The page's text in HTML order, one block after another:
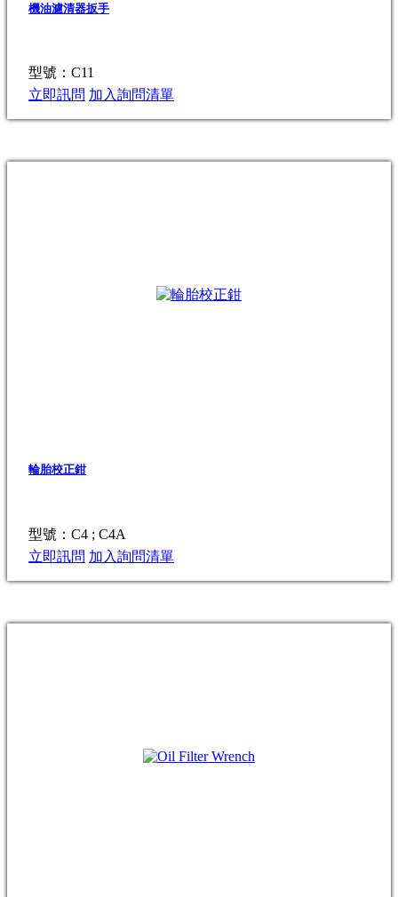
機油濾清器扳手
型號：C11
立即訊問 加入詢問清單
輪胎校正鉗
型號：C4 ; C4A
立即訊問 加入詢問清單